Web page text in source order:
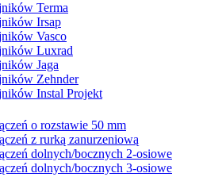
Terma
Irsap
Vasco
Luxrad
Jaga
Zehnder
Instal Projekt
o rozstawie 50 mm
z rurką zanurzeniową
dolnych/bocznych 2-osiowe
dolnych/bocznych 3-osiowe